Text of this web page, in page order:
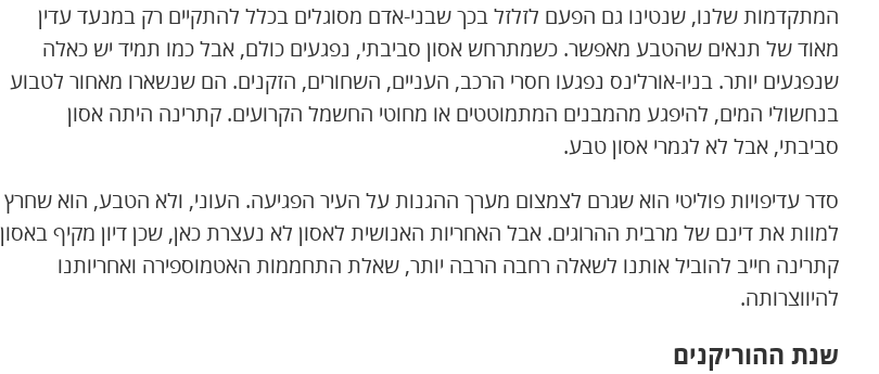
המתקדמות שלנו, שנטינו גם הפעם לזלזל בכך שבני-אדם מסוגלים בכלל להתקיים רק במנעד עדין
מאוד של תנאים שהטבע מאפשר. כשמתרחש אסון סביבתי, נפגעים כולם, אבל כמו תמיד יש כאלה
שנפגעים יותר. בניו-אורלינס נפגעו חסרי הרכב, העניים, השחורים, הזקנים. הם שנשארו מאחור לטבוע
בנחשולי המים, להיפגע מהמבנים המתמוטטים או מחוטי החשמל הקרועים. קתרינה היתה אסון
סביבתי, אבל לא לגמרי אסון טבע.
סדר עדיפויות פוליטי הוא שגרם לצמצום מערך ההגנות על העיר הפגיעה. העוני, ולא הטבע, הוא שחרץ
למוות את דינם של מרבית ההרוגים. אבל האחריות האנושית לאסון לא נעצרת כאן, שכן דיון מקיף באסון
קתרינה חייב להוביל אותנו לשאלה רחבה הרבה יותר, שאלת התחממות האטמוספירה ואחריותנו
להיווצרותה.
שנת ההוריקנים